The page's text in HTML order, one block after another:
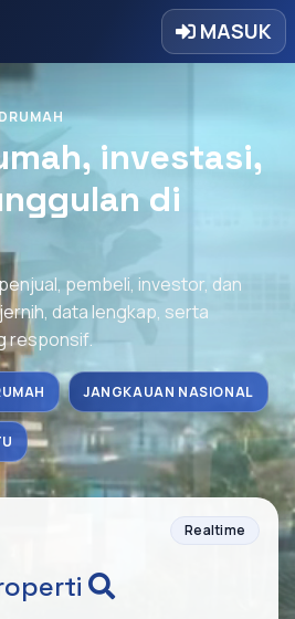
MASUK
investasi,
di
pembeli, investor, dan
data lengkap, serta
responsif.
JANGKAUAN NASIONAL
Realtime